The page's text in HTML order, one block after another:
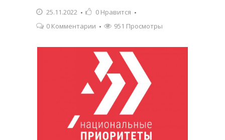
25.11.2022 0 Нравится
0 Комментарии
951 Просмотры